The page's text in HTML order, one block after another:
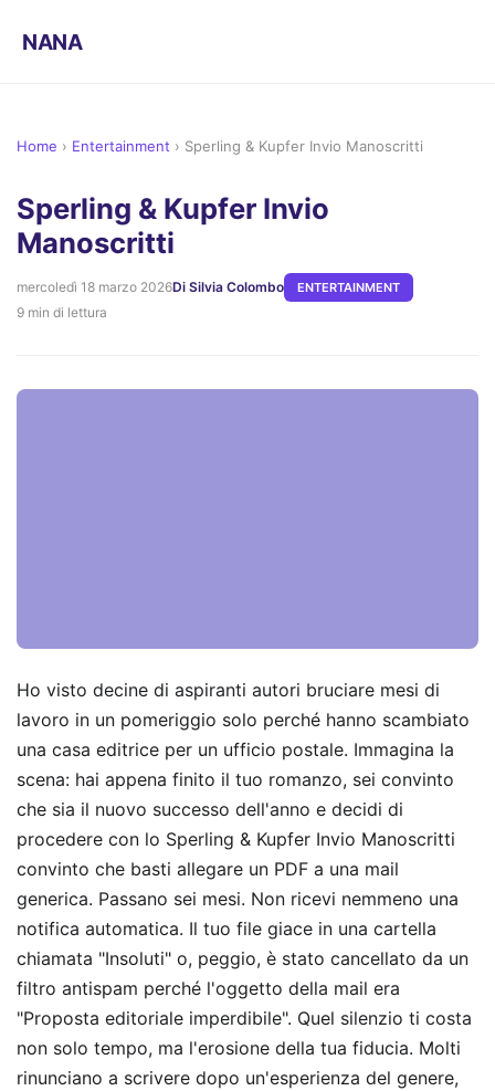
NANA
Home › Entertainment › Sperling & Kupfer Invio Manoscritti
Sperling & Kupfer Invio
Manoscritti
mercoledì 18 marzo 2026Di Silvia Colombo ENTERTAINMENT
9 min di lettura
Ho visto decine di aspiranti autori bruciare mesi di
lavoro in un pomeriggio solo perché hanno scambiato
una casa editrice per un ufficio postale. Immagina la
scena: hai appena finito il tuo romanzo, sei convinto
che sia il nuovo successo dell'anno e decidi di
procedere con lo Sperling & Kupfer Invio Manoscritti
convinto che basti allegare un PDF a una mail
generica. Passano sei mesi. Non ricevi nemmeno una
notifica automatica. Il tuo file giace in una cartella
chiamata "Insoluti" o, peggio, è stato cancellato da un
filtro antispam perché l'oggetto della mail era
"Proposta editoriale imperdibile". Quel silenzio ti costa
non solo tempo, ma l'erosione della tua fiducia. Molti
rinunciano a scrivere dopo un'esperienza del genere,